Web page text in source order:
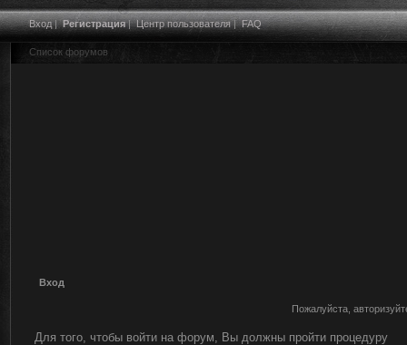
Вход|Регистрация|Центр пользователя|FAQ
Список форумов
Вход
Пожалуйста,
Для того, чтобы войти на форум, Вы должны пройти процедуру